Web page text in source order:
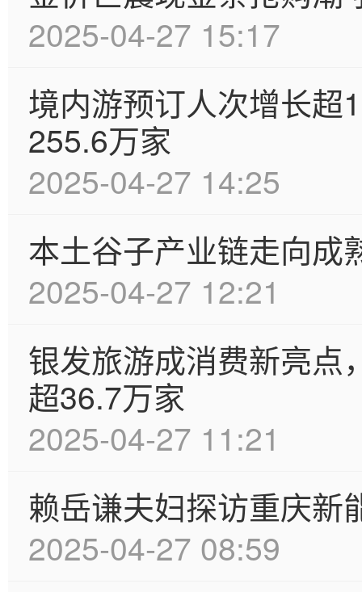
2025-04-27 15:17
境内游预订人次增长超
255.6万家
2025-04-27 14:25
本土谷子产业链走向成
2025-04-27 12:21
银发旅游成消费新亮点
超36.7万家
2025-04-27 11:21
赖岳谦夫妇探访重庆新
2025-04-27 08:59